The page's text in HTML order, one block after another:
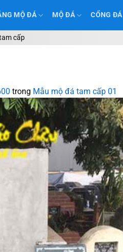
MỘ ĐÁ MỘ ĐÁ CỔNG ĐÁ
cấp
trong Mẫu mộ đá tam cấp 01